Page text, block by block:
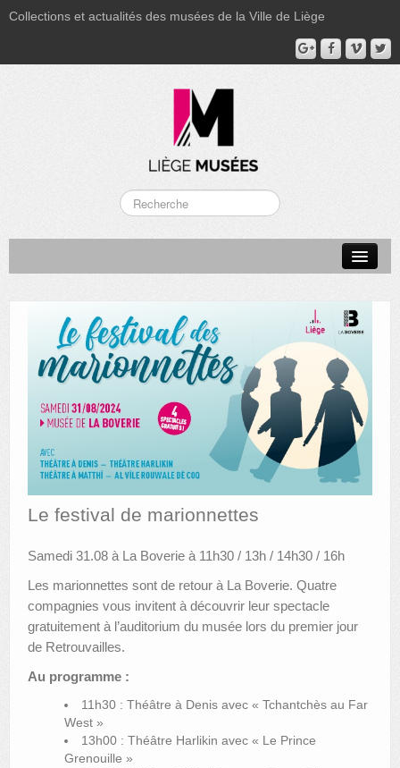
Collections et actualités des musées de la Ville de Liège
MUSÉE GRÉTRY
MUSÉE DU LUMINAIRE
FONDS PATRIMONIAUX
ANIMATIONS DES MUSÉES
PUBLICATIONS
LE PORTAIL DES COLLECTIONS
Le festival de marionnettes
Samedi 31.08 à La Boverie à 11h30 / 13h / 14h30 / 16h
Les marionnettes sont de retour à La Boverie. Quatre
compagnies vous invitent à découvrir leur spectacle
gratuitement à l’auditorium du musée lors du premier jour
de Retrouvailles.
Au programme :
11h30 : Théâtre à Denis avec « Tchantchès au Far
West »
13h00 : Théâtre Harlikin avec « Le Prince
Grenouille »